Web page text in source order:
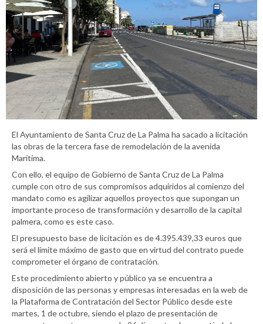
El Ayuntamiento de Santa Cruz de La Palma ha sacado a licitación
las obras de la tercera fase de remodelación de la avenida
Marítima.
Con ello, el equipo de Gobierno de Santa Cruz de La Palma
cumple con otro de sus compromisos adquiridos al comienzo del
mandato como es agilizar aquellos proyectos que supongan un
importante proceso de transformación y desarrollo de la capital
palmera, como es este caso.
El presupuesto base de licitación es de 4.395.439,33 euros que
será el límite máximo de gasto que en virtud del contrato puede
comprometer el órgano de contratación.
Este procedimiento abierto y público ya se encuentra a
disposición de las personas y empresas interesadas en la web de
la Plataforma de Contratación del Sector Público desde este
martes, 1 de octubre, siendo el plazo de presentación de